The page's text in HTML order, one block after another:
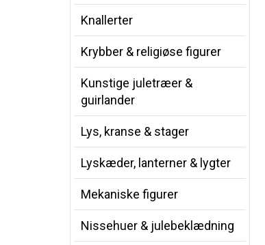
Knallerter
Krybber & religiøse figurer
Kunstige juletræer &
guirlander
Lys, kranse & stager
Lyskæder, lanterner & lygter
Mekaniske figurer
Nissehuer & julebeklædning